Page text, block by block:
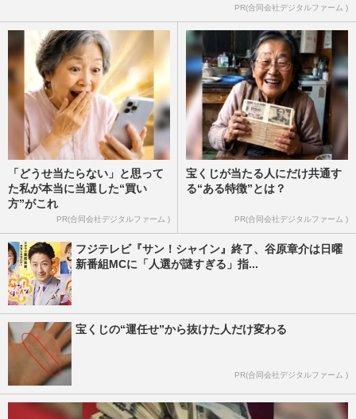
PR(合同会社デジタルファーム )
「どうせ当たらない」と思って
た私が本当に当選した“買い
方”がこれ
PR(合同会社デジタルファーム )
宝くじが当たる人にだけ共通す
る“ある特徴”とは？
PR(合同会社デジタルファーム )
フジテレビ『サン！シャイン』終了、谷原章介は日曜
新番組MCに「人選が謎すぎる」指...
宝くじの“運任せ”から抜けた人だけ変わる
PR(合同会社デジタルファーム )